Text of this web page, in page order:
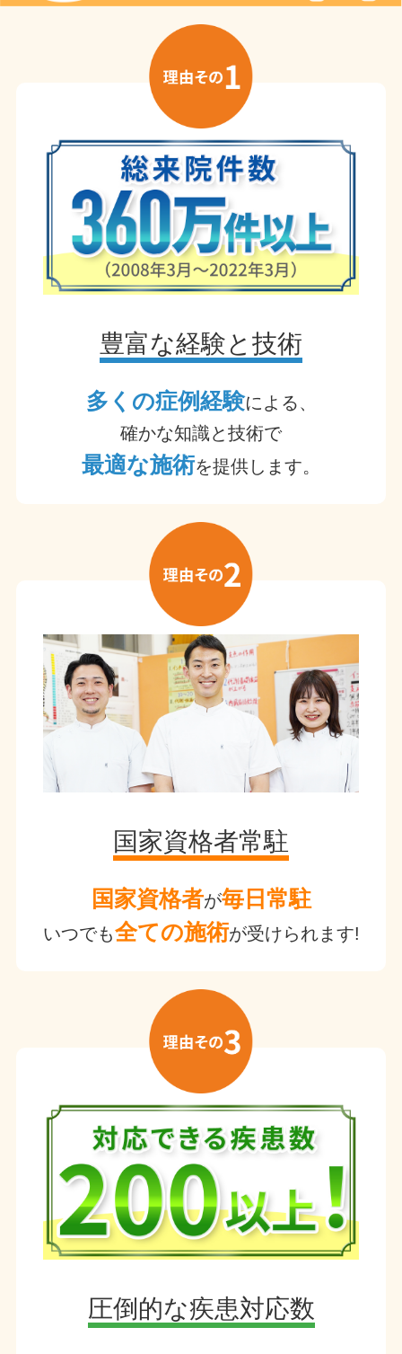
豊富な経験と技術
多くの症例経験による、
確かな知識と技術で
最適な施術を提供します。
国家資格者常駐
国家資格者が毎日常駐
いつでも全ての施術が受けられます!
圧倒的な疾患対応数